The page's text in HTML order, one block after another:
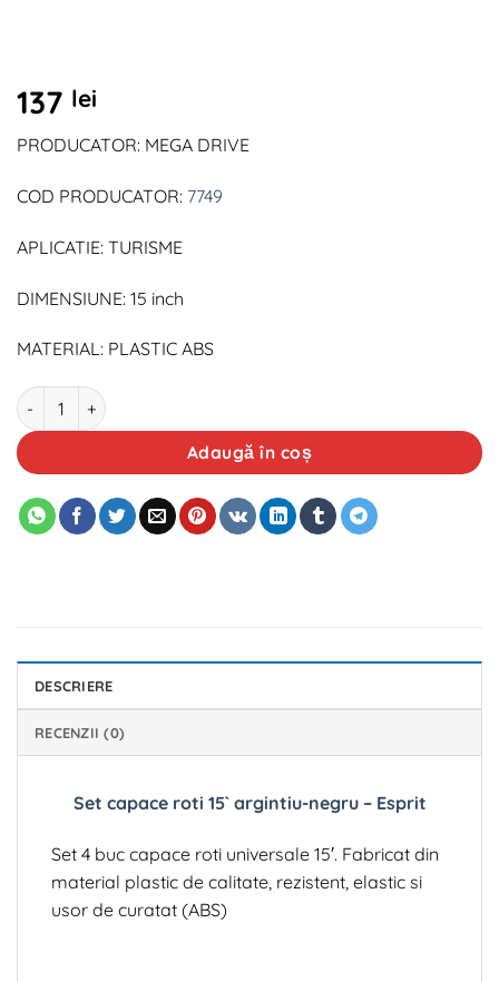
137 lei
PRODUCATOR: MEGA DRIVE
COD PRODUCATOR: 7749
APLICATIE: TURISME
DIMENSIUNE: 15 inch
MATERIAL: PLASTIC ABS
Cantitate Set capace roti 15` argintiu-negru - Esprit
Adaugă în coș
DESCRIERE
RECENZII (0)
Set capace roti 15` argintiu-negru – Esprit
Set 4 buc capace roti universale 15′. Fabricat din
material plastic de calitate, rezistent, elastic si
usor de curatat (ABS)